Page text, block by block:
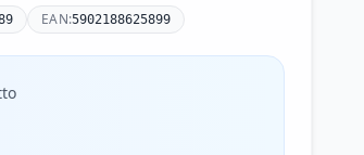
EAN:5902188625899